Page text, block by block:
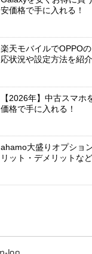
安価格で手に入れる！
楽天モバイルでOPPO
応状況や設定方法を紹介
【2026年】中古スマ
価格で手に入れる！
ahamo大盛りオプショ
リット・デメリットな